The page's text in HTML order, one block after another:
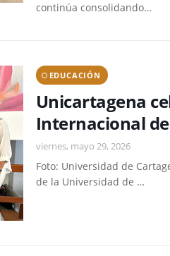
continúa consolidando…
EDUCACIÓN
Unicartagena
Internacional
viernes, mayo 29, 2026
Foto: Universidad de
de la Universidad de …